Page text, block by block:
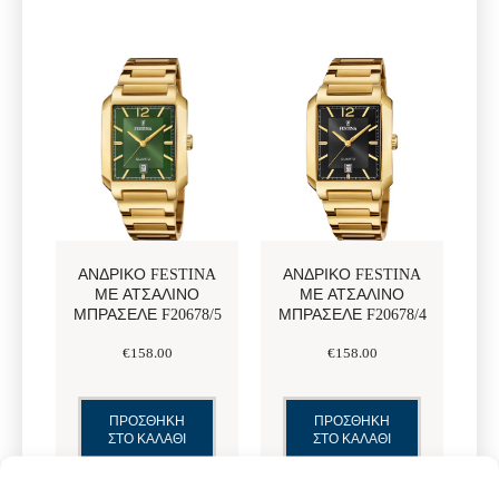
ΑΝΔΡΙΚΌ FESTINA
ΜΕ ΑΤΣΆΛΙΝΟ
ΜΠΡΑΣΕΛΈ F20678/5
€158.00
ΠΡΟΣΘΗΚΗ
ΣΤΟ ΚΑΛΑΘΙ
ΑΝΔΡΙΚΌ FESTINA
ΜΕ ΑΤΣΆΛΙΝΟ
ΜΠΡΑΣΕΛΈ F20678/4
€158.00
ΠΡΟΣΘΗΚΗ
ΣΤΟ ΚΑΛΑΘΙ